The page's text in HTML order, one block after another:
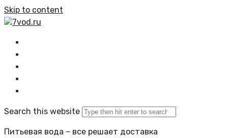
Skip to content
7vod.ru
Search this website
Питьевая вода – все решает доставка